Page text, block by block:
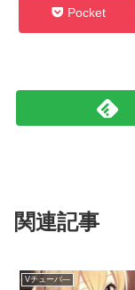
Pocket
関連記事
Vチューバ―